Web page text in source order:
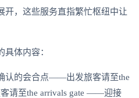
开，这些服务直指繁忙枢纽中让
体内容：
认的会合点——出发旅客请至the
客请至the arrivals gate ——迎接